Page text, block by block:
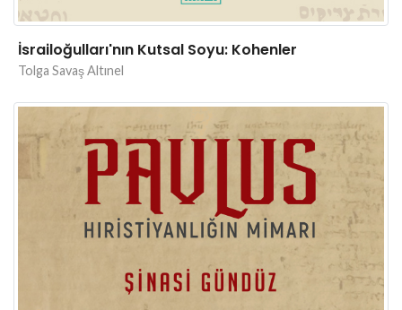
İsrailoğulları'nın Kutsal Soyu: Kohenler
Tolga Savaş Altınel